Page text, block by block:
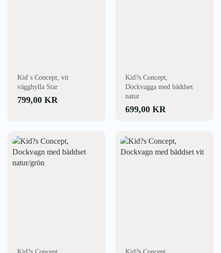
Kid`s Concept, vit
vägghylla Star
799,00 KR
Kid?s Concept,
Dockvagga med bäddset
natur
699,00 KR